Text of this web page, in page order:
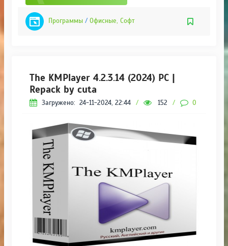
Программы / Офисные, Софт
The KMPlayer 4.2.3.14 (2024) РС |
Repack by cuta
Загружено: 24-11-2024, 22:44 / 152 / 0